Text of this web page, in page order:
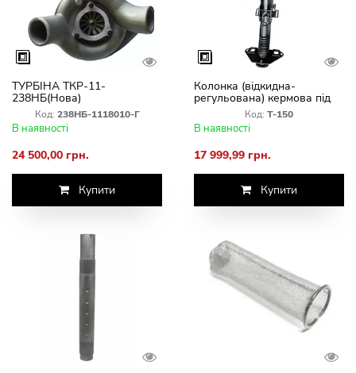
ТУРБІНА ТКР-11-
238НБ(Нова)
Код: 238НБ-1118010-Г
В наявності
24 500,00 грн.
Купити
Колонка (відкидна-
регульована) кермова під
насос дозатор Т-150
Код: Т-150
В наявності
17 999,99 грн.
Купити